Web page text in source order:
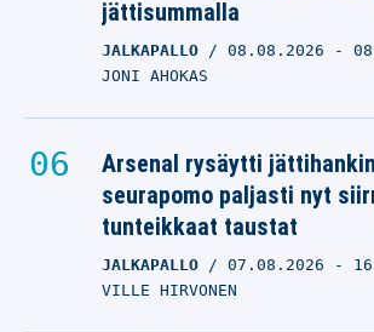
jättisummalla
JALKAPALLO 08.08.2026 -
JONI AHOKAS
Arsenal rysäytti
seurapomo paljasti nyt
tunteikkaat taustat
JALKAPALLO 07.08.2026 -
VILLE HIRVONEN